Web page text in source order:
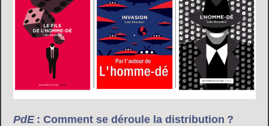
PdE : Comment se déroule la distribution ?